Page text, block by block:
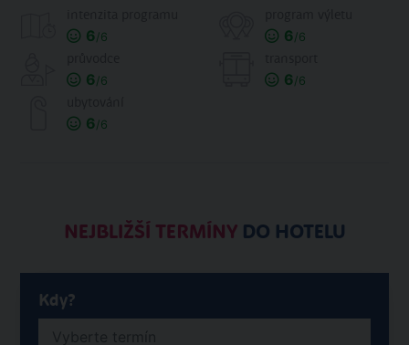
6/6 6/6
6/6 6/6
6/6
NEJBLIŽŠÍ TERMÍNYDO HOTELU
Kdy?